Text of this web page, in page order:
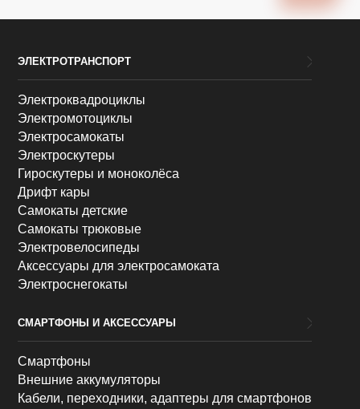
ЭЛЕКТРОТРАНСПОРТ
Электроквадроциклы
Электромотоциклы
Электросамокаты
Электроскутеры
Гироскутеры и моноколёса
Дрифт кары
Самокаты детские
Самокаты трюковые
Электровелосипеды
Аксессуары для электросамоката
Электроснегокаты
СМАРТФОНЫ И АКСЕССУАРЫ
Смартфоны
Внешние аккумуляторы
Кабели, переходники, адаптеры для смартфонов